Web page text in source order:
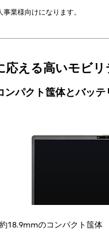
業様向けになります。
える高いモビ
パクト筺体とバッテ
18.9mmのコンパクト筺体